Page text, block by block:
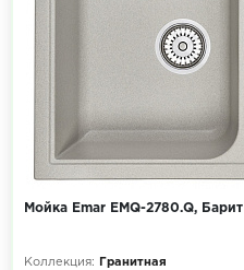
Мойка Emar EMQ-2780.Q, Барит
Коллекция:
Гранитная